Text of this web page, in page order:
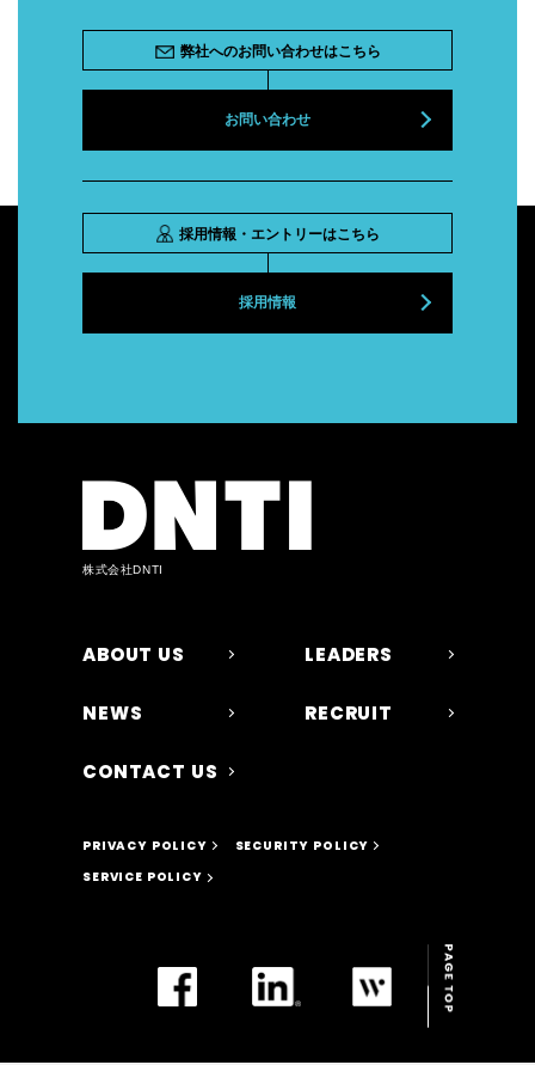
弊社へのお問い合わせはこちら
お問い合わせ
採用情報・エントリーはこちら
採用情報
株式会社DNTI
ABOUT US LEADERS
NEWS RECRUIT
CONTACT US
PRIVACY POLICY
SECURITY POLICY
SERVICE POLICY